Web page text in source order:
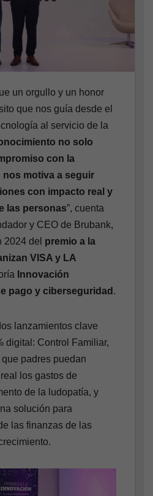
un orgullo y un honor
que nos guía desde el
al servicio de la
no solo
con la
motiva a seguir
con impacto real y
las personas”, cuenta
y CEO de Brubank,
2024 del premio a la
VISA y LA
Innovación
pago y ciberseguridad .
lanzamientos clave
digital: Control Familiar,
padres puedan
los gastos de
de la ludopatía, y
solución para
las finanzas de las